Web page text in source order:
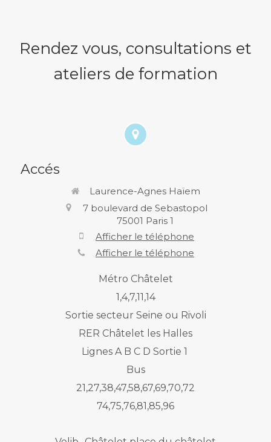
Rendez vous, consultations et
ateliers de formation
Accés
Laurence-Agnes Haïem
7 boulevard de Sebastopol
75001 Paris 1
Afficher le téléphone
Afficher le téléphone
Métro Châtelet
1,4,7,11,14
Sortie secteur Seine ou Rivoli
RER Châtelet les Halles
Lignes A B C D Sortie 1
Bus
21,27,38,47,58,67,69,70,72
74,75,76,81,85,96